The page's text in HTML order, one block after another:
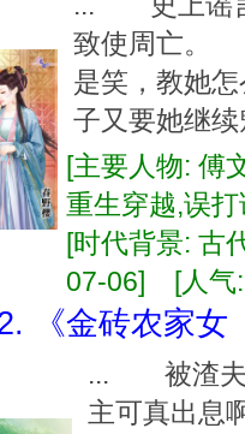
致使周亡。
是笑，教她
子又要她继
[主要人物:
重生穿越,误
[时代背景:
07-06] [人
《金砖农家女
... 被渣夫
主可真出